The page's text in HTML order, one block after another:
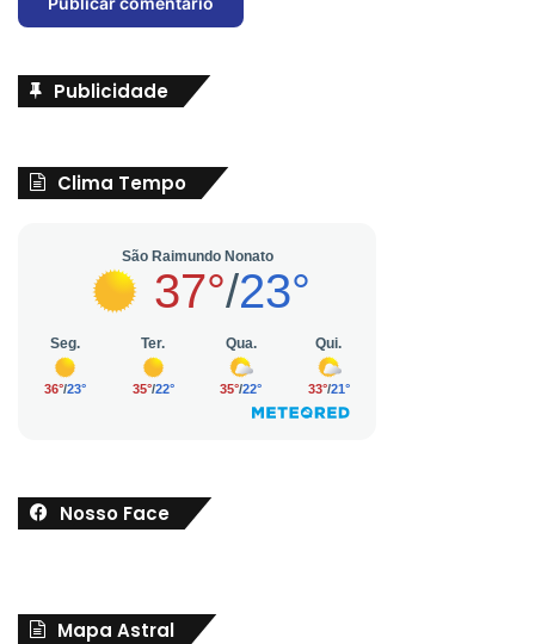
Publicidade
Clima Tempo
Nosso Face
Mapa Astral